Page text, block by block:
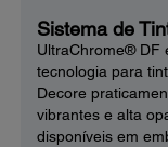
Sistema de
UltraChrome® DF
tecnologia para
Decore
vibrantes e alta
disponíveis em